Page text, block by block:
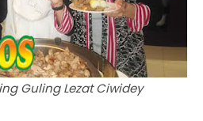
Guling Lezat Ciwidey